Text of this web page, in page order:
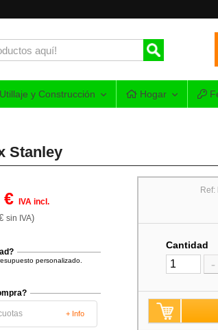
y Construcción Hogar
Stanley
€IVA incl.
sin IVA)
personalizado.
+ Info
Ref:
Cantidad
-